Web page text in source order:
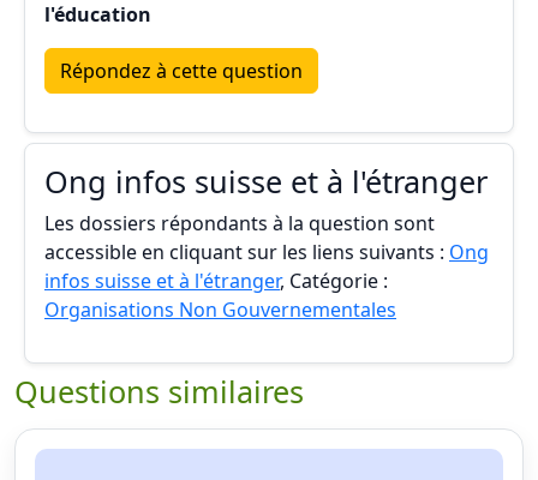
l'éducation
Répondez à cette question
Ong infos suisse et à l'étranger
Les dossiers répondants à la question sont
accessible en cliquant sur les liens suivants : Ong
infos suisse et à l'étranger, Catégorie :
Organisations Non Gouvernementales
Questions similaires